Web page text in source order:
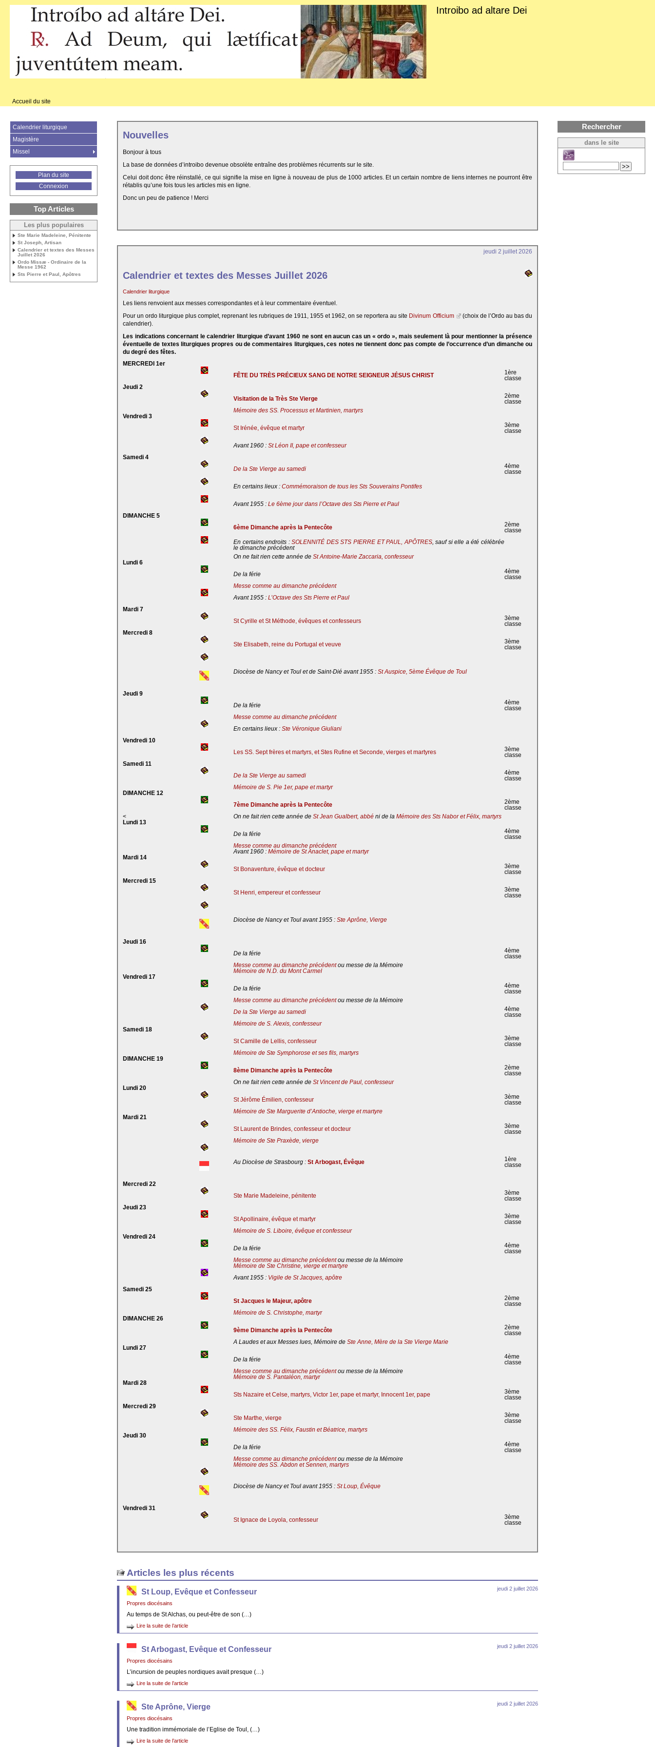
Introibo ad altare Dei
Accueil du site
Nouvelles
Bonjour à tous
La base de données d’introibo devenue obsolète entraîne des problèmes récurrents sur le site.
Celui doit donc être réinstallé, ce qui signifie la mise en ligne à nouveau de plus de 1000 articles. Et un certain nombre de liens internes ne pourront être
rétablis qu’une fois tous les articles mis en ligne.
Donc un peu de patience ! Merci
jeudi 2 juillet 2026
Calendrier et textes des Messes Juillet 2026
Calendrier liturgique
Les liens renvoient aux messes correspondantes et à leur commentaire éventuel.
Pour un ordo liturgique plus complet, reprenant les rubriques de 1911, 1955 et 1962, on se reportera au site Divinum Officium
(choix de l’Ordo au bas du
calendrier).
Les indications concernant le calendrier liturgique d’avant 1960 ne sont en aucun cas un « ordo », mais seulement là pour mentionner la présence
éventuelle de textes liturgiques propres ou de commentaires liturgiques, ces notes ne tiennent donc pas compte de l’occurrence d’un dimanche ou
du degré des fêtes.
MERCREDI 1er
FÊTE DU TRÈS PRÉCIEUX SANG DE NOTRE SEIGNEUR JÉSUS CHRIST
1ère
classe
Jeudi 2
Visitation de la Très Ste Vierge
2ème
classe
Mémoire des SS. Processus et Martinien, martyrs
Vendredi 3
St Irénée, évêque et martyr
3ème
classe
Avant 1960 : St Léon II, pape et confesseur
Samedi 4
De la Ste Vierge au samedi
4ème
classe
En certains lieux : Commémoraison de tous les Sts Souverains Pontifes
Avant 1955 : Le 6ème jour dans l’Octave des Sts Pierre et Paul
DIMANCHE 5
6ème Dimanche après la Pentecôte
2ème
classe
En certains endroits :SOLENNITÉ DES STS PIERRE ET PAUL, APÔTRES, sauf si elle a été célébrée
le dimanche précédent
On ne fait rien cette année de St Antoine-Marie Zaccaria, confesseur
Lundi 6
De la férie
4ème
classe
Messe comme au dimanche précédent
Avant 1955 : L’Octave des Sts Pierre et Paul
Mardi 7
St Cyrille et St Méthode, évêques et confesseurs
3ème
classe
Mercredi 8
Ste Elisabeth, reine du Portugal et veuve
3ème
classe
Diocèse de Nancy et Toul et de Saint-Dié avant 1955 : St Auspice, 5ème Évêque de Toul
Jeudi 9
De la férie
4ème
classe
Messe comme au dimanche précédent
En certains lieux : Ste Véronique Giuliani
Vendredi 10
Les SS. Sept frères et martyrs, et Stes Rufine et Seconde, vierges et martyres
3ème
classe
Samedi 11
De la Ste Vierge au samedi
4ème
classe
Mémoire de S. Pie 1er, pape et martyr
DIMANCHE 12
7ème Dimanche après la Pentecôte
2ème
classe
<
On ne fait rien cette année de St Jean Gualbert, abbé ni de la Mémoire des Sts Nabor et Félix, martyrs
Lundi 13
De la férie
4ème
classe
Messe comme au dimanche précédent
Avant 1960 : Mémoire de St Anaclet, pape et martyr
Mardi 14
St Bonaventure, évêque et docteur
3ème
classe
Mercredi 15
St Henri, empereur et confesseur
3ème
classe
Diocèse de Nancy et Toul avant 1955 : Ste Aprône, Vierge
Jeudi 16
De la férie
4ème
classe
Messe comme au dimanche précédentou messe de la Mémoire
Mémoire de N.D. du Mont Carmel
Vendredi 17
De la férie
4ème
classe
Messe comme au dimanche précédentou messe de la Mémoire
De la Ste Vierge au samedi
4ème
classe
Mémoire de S. Alexis, confesseur
Samedi 18
St Camille de Lellis, confesseur
3ème
classe
Mémoire de Ste Symphorose et ses fils, martyrs
DIMANCHE 19
8ème Dimanche après la Pentecôte
2ème
classe
On ne fait rien cette année de St Vincent de Paul, confesseur
Lundi 20
St Jérôme Émilien, confesseur
3ème
classe
Mémoire de Ste Marguerite d’Antioche, vierge et martyre
Mardi 21
St Laurent de Brindes, confesseur et docteur
3ème
classe
Mémoire de Ste Praxède, vierge
Au Diocèse de Strasbourg : St Arbogast, Évêque
1ère
classe
Mercredi 22
Ste Marie Madeleine, pénitente
3ème
classe
Jeudi 23
St Apollinaire, évêque et martyr
3ème
classe
Mémoire de S. Liboire, évêque et confesseur
Vendredi 24
De la férie
4ème
classe
Messe comme au dimanche précédentou messe de la Mémoire
Mémoire de Ste Christine, vierge et martyre
Avant 1955 : Vigile de St Jacques, apôtre
Samedi 25
St Jacques le Majeur, apôtre
2ème
classe
Mémoire de S. Christophe, martyr
DIMANCHE 26
9ème Dimanche après la Pentecôte
2ème
classe
A Laudes et aux Messes lues, Mémoire de Ste Anne, Mère de la Ste Vierge Marie
Lundi 27
De la férie
4ème
classe
Messe comme au dimanche précédentou messe de la Mémoire
Mémoire de S. Pantaléon, martyr
Mardi 28
Sts Nazaire et Celse, martyrs, Victor 1er, pape et martyr, Innocent 1er, pape
3ème
classe
Mercredi 29
Ste Marthe, vierge
3ème
classe
Mémoire des SS. Félix, Faustin et Béatrice, martyrs
Jeudi 30
De la férie
4ème
classe
Messe comme au dimanche précédentou messe de la Mémoire
Mémoire des SS. Abdon et Sennen, martyrs
Diocèse de Nancy et Toul avant 1955 : St Loup, Évêque
Vendredi 31
St Ignace de Loyola, confesseur
3ème
classe
Articles les plus récents
jeudi 2 juillet 2026
St Loup, Evêque et Confesseur
Propres diocésains
Au temps de St Alchas, ou peut-être de son (…)
Lire la suite de l’article
jeudi 2 juillet 2026
St Arbogast, Evêque et Confesseur
Propres diocésains
L’incursion de peuples nordiques avait presque (…)
Lire la suite de l’article
jeudi 2 juillet 2026
Ste Aprône, Vierge
Propres diocésains
Une tradition immémoriale de l’Eglise de Toul, (…)
Lire la suite de l’article
Calendrier liturgique
Magistère
Missel
Plan du site
Connexion
Top Articles
Les plus populaires
Ste Marie Madeleine, Pénitente
St Joseph, Artisan
Calendrier et textes des Messes
Juillet 2026
Ordo Missæ - Ordinaire de la
Messe 1962
Sts Pierre et Paul, Apôtres
Rechercher
dans le site